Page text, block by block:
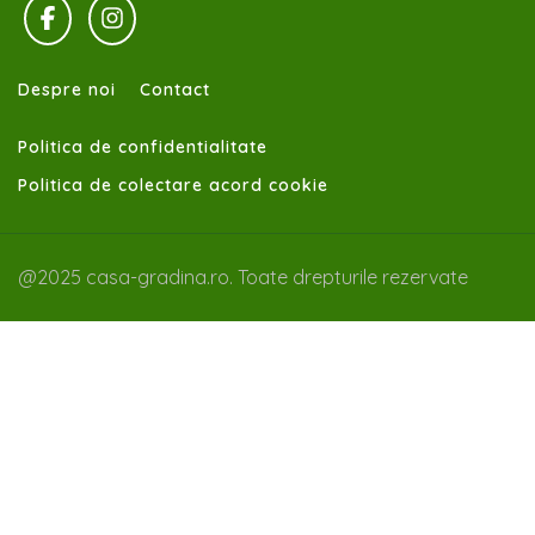
Despre noi Contact
Politica de confidentialitate
Politica de colectare acord cookie
@2025 casa-gradina.ro. Toate drepturile rezervate